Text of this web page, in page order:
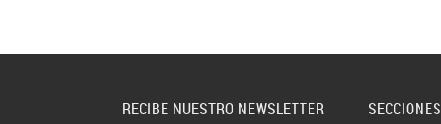
RECIBE NUESTRO NEWSLETTER SECCIONES